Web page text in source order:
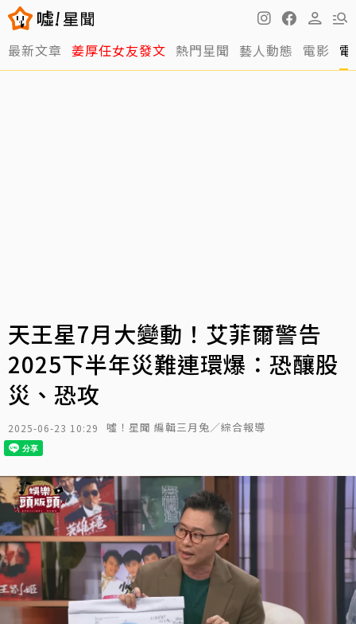
最新文章 姜厚任女友發文 熱門星聞 藝人動態 電影
天王星7月大變動！艾菲爾警告
2025下半年災難連環爆：恐釀股
災、恐攻
2025-06-23 10:29 噓！星聞 編輯三月兔／綜合報導